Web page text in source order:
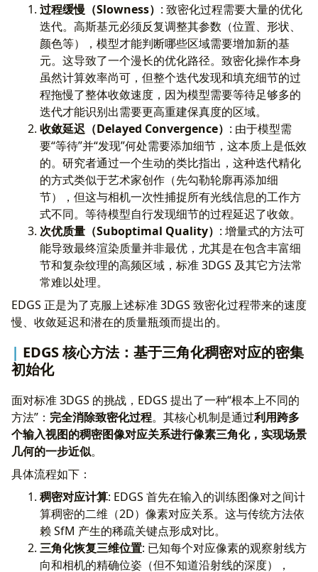
过程缓慢（Slowness） : 致密化过程需要大量的优化
迭代。高斯基元必须反复调整其参数（位置、形状、
颜色等），模型才能判断哪些区域需要增加新的基
元。这导致了一个漫长的优化路径。致密化操作本身
虽然计算效率尚可，但整个迭代发现和填充细节的过
程拖慢了整体收敛速度，因为模型需要等待足够多的
迭代才能识别出需要更高重建保真度的区域。
收敛延迟（Delayed Convergence） : 由于模型需
要“等待”并“发现”何处需要添加细节，这本质上是低效
的。研究者通过一个生动的类比指出，这种迭代精化
的方式类似于艺术家创作（先勾勒轮廓再添加细
节），但这与相机一次性捕捉所有光线信息的工作方
式不同。等待模型自行发现细节的过程延迟了收敛。
次优质量（Suboptimal Quality） : 增量式的方法可
能导致最终渲染质量并非最优，尤其是在包含丰富细
节和复杂纹理的高频区域，标准 3DGS 及其它方法常
常难以处理。
EDGS 正是为了克服上述标准 3DGS 致密化过程带来的速度
慢、收敛延迟和潜在的质量瓶颈而提出的。
EDGS 核心方法：基于三角化稠密对应的密集
初始化
面对标准 3DGS 的挑战，EDGS 提出了一种“根本上不同的
方法”： 完全消除致密化过程。其核心机制是通过利用跨多
个输入视图的稠密图像对应关系进行像素三角化，实现场景
几何的一步近似。
具体流程如下：
稠密对应计算: EDGS 首先在输入的训练图像对之间计
算稠密的二维（2D）像素对应关系。这与传统方法依
赖 SfM 产生的稀疏关键点形成对比。
三角化恢复三维位置: 已知每个对应像素的观察射线方
向和相机的精确位姿（但不知道沿射线的深度），